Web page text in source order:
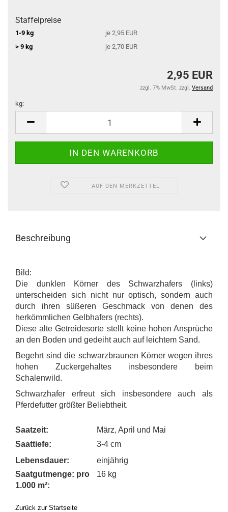
Staffelpreise
1-9 kg
je 2,95 EUR
> 9 kg
je 2,70 EUR
2,95 EUR
zzgl. 7% MwSt. zzgl. Versand
kg:
AUF DEN MERKZETTEL
Beschreibung
Bild:
Die dunklen Körner des Schwarzhafers (links)
unterscheiden sich nicht nur optisch, sondern auch
durch ihren süßeren Geschmack von denen des
herkömmlichen Gelbhafers (rechts).
Diese alte Getreidesorte stellt keine hohen Ansprüche
an den Boden und gedeiht auch auf leichtem Sand.
Begehrt sind die schwarzbraunen Körner wegen ihres
hohen Zuckergehaltes insbesondere beim
Schalenwild.
Schwarzhafer erfreut sich insbesondere auch als
Pferdefutter größter Beliebtheit.
Saatzeit:
März, April und Mai
Saattiefe:
3-4 cm
Lebensdauer:
einjährig
Saatgutmenge: pro
1.000 m²:
16 kg
Zurück zur Startseite